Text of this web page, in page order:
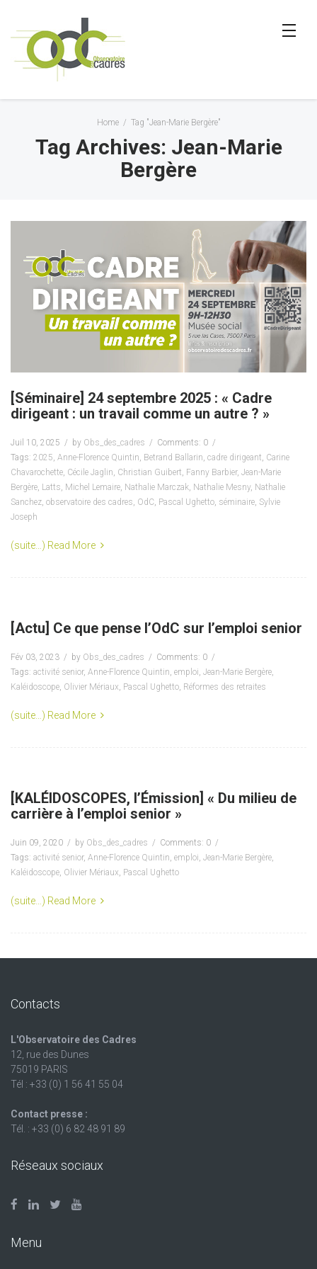
Home / Tag "Jean-Marie Bergère"
Tag Archives: Jean-Marie
Bergère
[Séminaire] 24 septembre 2025 : « Cadre
dirigeant : un travail comme un autre ? »
Juil 10, 2025 by Obs_des_cadres
Comments: 0
Tags: 2025, Anne-Florence Quintin, Betrand Ballarin, cadre dirigeant, Carine
Chavarochette, Cécile Jaglin, Christian Guibert, Fanny Barbier, Jean-Marie
Bergère, Latts, Michel Lemaire, Nathalie Marczak, Nathalie Mesny, Nathalie
Sanchez, observatoire des cadres, OdC, Pascal Ughetto, séminaire, Sylvie
Joseph
(suite…) Read More
[Actu] Ce que pense l’OdC sur l’emploi senior
Fév 03, 2023 by Obs_des_cadres
Comments: 0
Tags: activité senior, Anne-Florence Quintin, emploi, Jean-Marie Bergère,
Kaléidoscope, Olivier Mériaux, Pascal Ughetto, Réformes des retraites
(suite…) Read More
[KALÉIDOSCOPES, l’Émission] « Du milieu de
carrière à l’emploi senior »
Juin 09, 2020 by Obs_des_cadres
Comments: 0
Tags: activité senior, Anne-Florence Quintin, emploi, Jean-Marie Bergère,
Kaléidoscope, Olivier Mériaux, Pascal Ughetto
(suite…) Read More
Contacts
L'Observatoire des Cadres
12, rue des Dunes
75019 PARIS
Tél : +33 (0) 1 56 41 55 04
Contact presse :
Tél. : +33 (0) 6 82 48 91 89
Réseaux sociaux
Menu